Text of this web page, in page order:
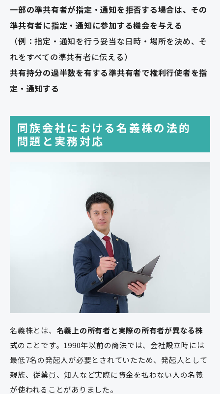
一部の準共有者が指定・通知を拒否する場合は、その
準共有者に指定・通知に参加する機会を与える
（例：指定・通知を行う妥当な日時・場所を決め、そ
れをすべての準共有者に伝える）
共有持分の過半数を有する準共有者で権利行使者を指
定・通知する
同族会社における名義株の法的
問題と実務対応
名義株とは、 名義上の所有者と実際の所有者が異なる株
式のことです。1990年以前の商法では、会社設立時には
最低7名の発起人が必要とされていたため、発起人として
親族、従業員、知人など実際に資金を払わない人の名義
が使われることがありました。